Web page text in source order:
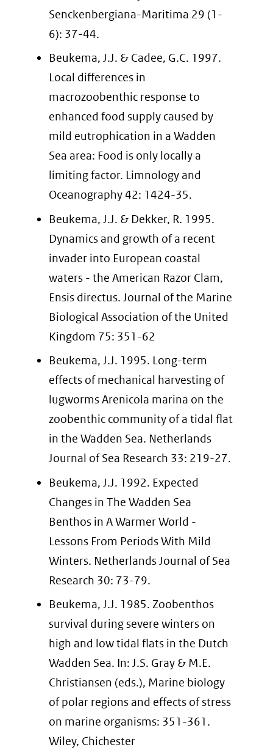
Senckenbergiana-Maritima 29 (1-
6): 37-44.
Beukema, J.J. & Cadee, G.C. 1997.
Local differences in
macrozoobenthic response to
enhanced food supply caused by
mild eutrophication in a Wadden
Sea area: Food is only locally a
limiting factor. Limnology and
Oceanography 42: 1424-35.
Beukema, J.J. & Dekker, R. 1995.
Dynamics and growth of a recent
invader into European coastal
waters - the American Razor Clam,
Ensis directus. Journal of the Marine
Biological Association of the United
Kingdom 75: 351-62
Beukema, J.J. 1995. Long-term
effects of mechanical harvesting of
lugworms Arenicola marina on the
zoobenthic community of a tidal flat
in the Wadden Sea. Netherlands
Journal of Sea Research 33: 219-27.
Beukema, J.J. 1992. Expected
Changes in The Wadden Sea
Benthos in A Warmer World -
Lessons From Periods With Mild
Winters. Netherlands Journal of Sea
Research 30: 73-79.
Beukema, J.J. 1985. Zoobenthos
survival during severe winters on
high and low tidal flats in the Dutch
Wadden Sea. In: J.S. Gray & M.E.
Christiansen (eds.), Marine biology
of polar regions and effects of stress
on marine organisms: 351-361.
Wiley, Chichester